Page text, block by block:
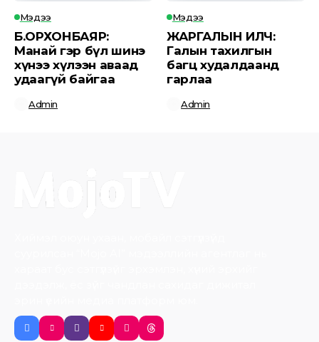
Мэдээ
Б.ОРХОНБАЯР:
Манай гэр бүл шинэ
хүнээ хүлээн аваад
удаагүй байгаа
Admin
Мэдээ
ЖАРГАЛЫН ИЛЧ:
Галын тахилгын
багц худалдаанд
гарлаа
Admin